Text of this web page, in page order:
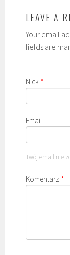
LEAVE A
Your email
fields are
Nick *
Email
Twój email nie
Komentarz *